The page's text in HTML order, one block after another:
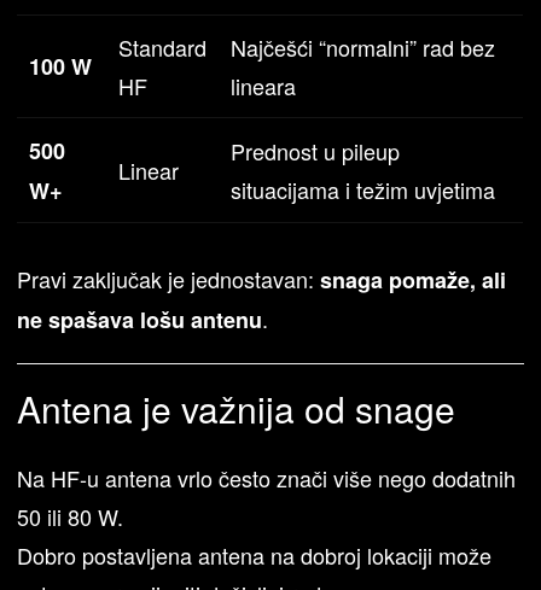
100 W
Standard
HF
Najčešći “normalni” rad bez
lineara
500
W+
Linear
Prednost u pileup
situacijama i težim uvjetima
Pravi zaključak je jednostavan:snaga pomaže, ali
ne spašava lošu antenu.
Antena je važnija od snage
Na HF-u antena vrlo često znači više nego dodatnih
50 ili 80 W.
Dobro postavljena antena na dobroj lokaciji može